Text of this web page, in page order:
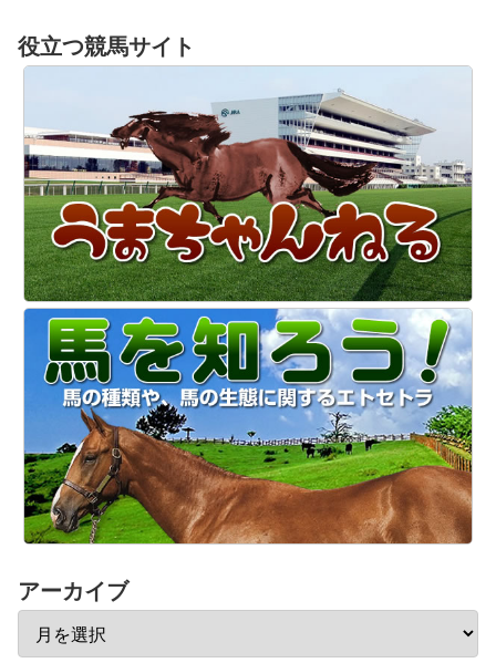
役立つ競馬サイト
アーカイブ